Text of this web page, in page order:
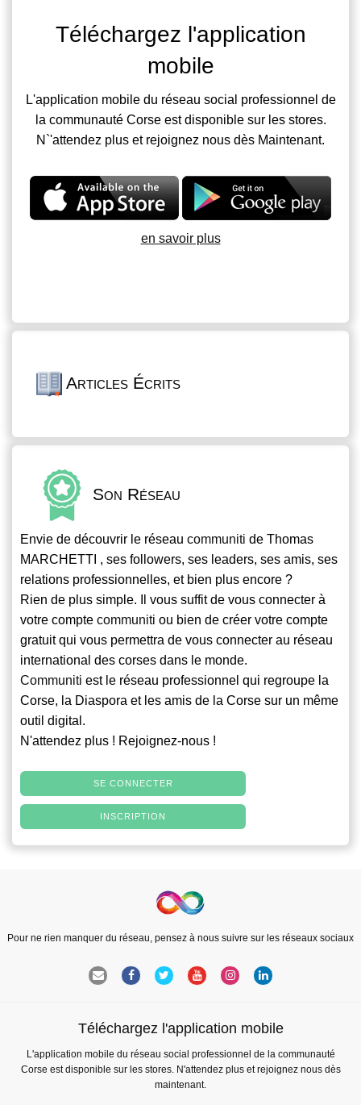
Téléchargez l'application
mobile
L'application mobile du réseau social professionnel de
la communauté Corse est disponible sur les stores.
N`'attendez plus et rejoignez nous dès Maintenant.
en savoir plus
Articles Écrits
Son Réseau
Envie de découvrir le réseau communiti de Thomas
MARCHETTI , ses followers, ses leaders, ses amis, ses
relations professionnelles, et bien plus encore ?
Rien de plus simple. Il vous suffit de vous connecter à
votre compte communiti ou bien de créer votre compte
gratuit qui vous permettra de vous connecter au réseau
international des corses dans le monde.
Communiti est le réseau professionnel qui regroupe la
Corse, la Diaspora et les amis de la Corse sur un même
outil digital.
N'attendez plus ! Rejoignez-nous !
SE CONNECTER
INSCRIPTION
Pour ne rien manquer du réseau, pensez à nous suivre sur les réseaux sociaux
Téléchargez l'application mobile
L'application mobile du réseau social professionnel de la communauté
Corse est disponible sur les stores. N'attendez plus et rejoignez nous dès
maintenant.